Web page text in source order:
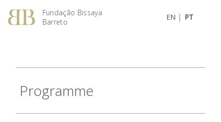
Fundação Bissaya
Barreto
EN | PT
Programme